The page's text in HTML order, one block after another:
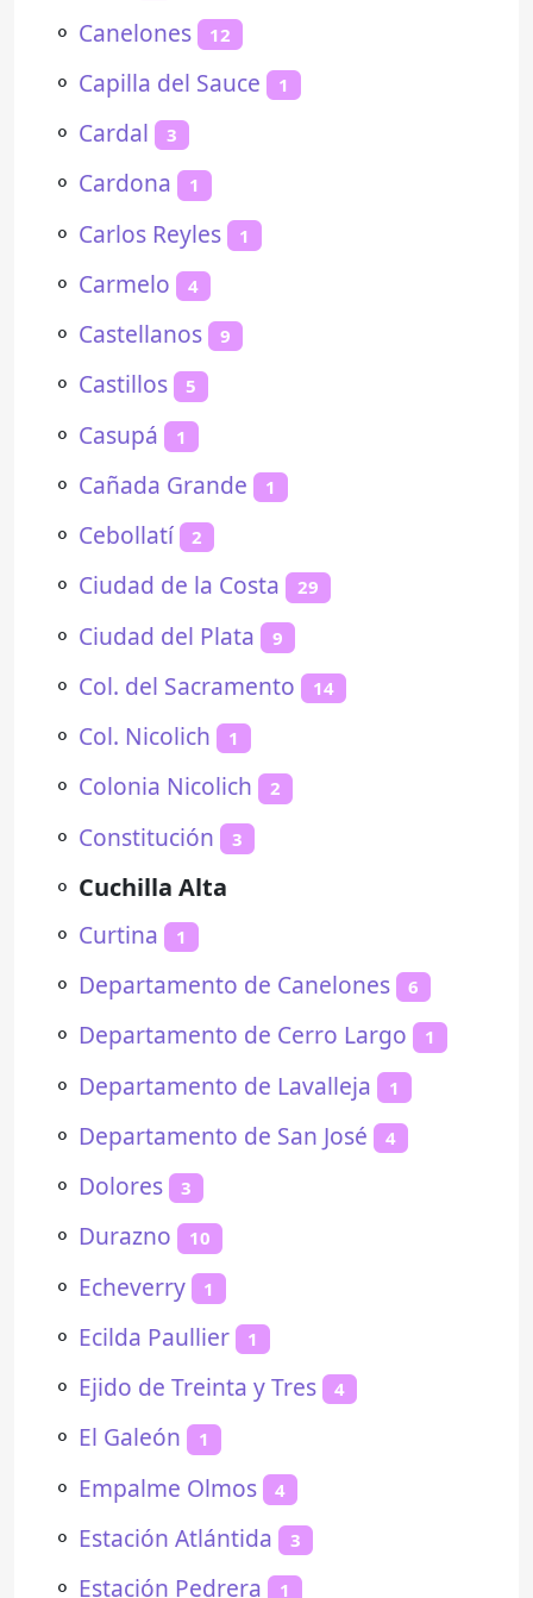
⚬ Canelones 12
⚬ Capilla del Sauce 1
⚬ Cardal 3
⚬ Cardona 1
⚬ Carlos Reyles 1
⚬ Carmelo 4
⚬ Castellanos 9
⚬ Castillos 5
⚬ Casupá 1
⚬ Cañada Grande 1
⚬ Cebollatí 2
⚬ Ciudad de la Costa 29
⚬ Ciudad del Plata 9
⚬ Col. del Sacramento 14
⚬ Col. Nicolich 1
⚬ Colonia Nicolich 2
⚬ Constitución 3
⚬ Cuchilla Alta
⚬ Curtina 1
⚬ Departamento de Canelones 6
⚬ Departamento de Cerro Largo 1
⚬ Departamento de Lavalleja 1
⚬ Departamento de San José 4
⚬ Dolores 3
⚬ Durazno 10
⚬ Echeverry 1
⚬ Ecilda Paullier 1
⚬ Ejido de Treinta y Tres 4
⚬ El Galeón 1
⚬ Empalme Olmos 4
⚬ Estación Atlántida 3
⚬ Estación Pedrera 1